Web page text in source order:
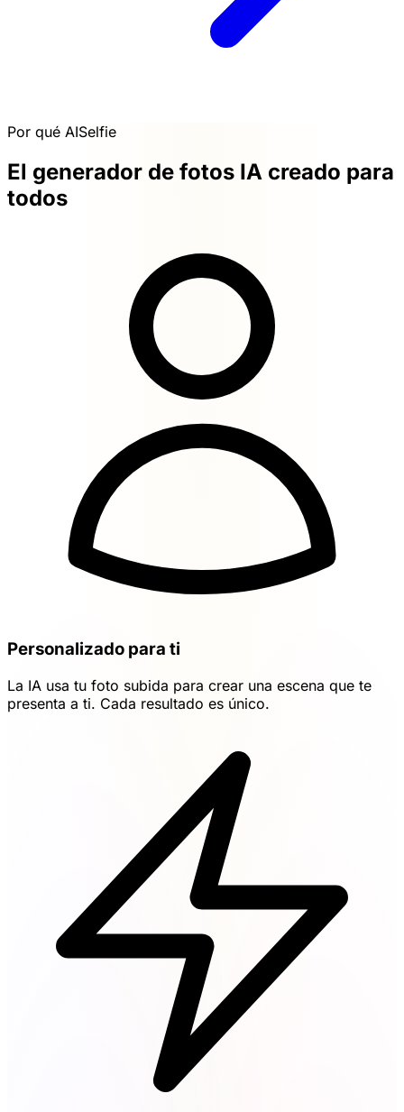
Por qué AISelfie
El generador de fotos IA creado para
todos
Personalizado para ti
La IA usa tu foto subida para crear una escena que te
presenta a ti. Cada resultado es único.